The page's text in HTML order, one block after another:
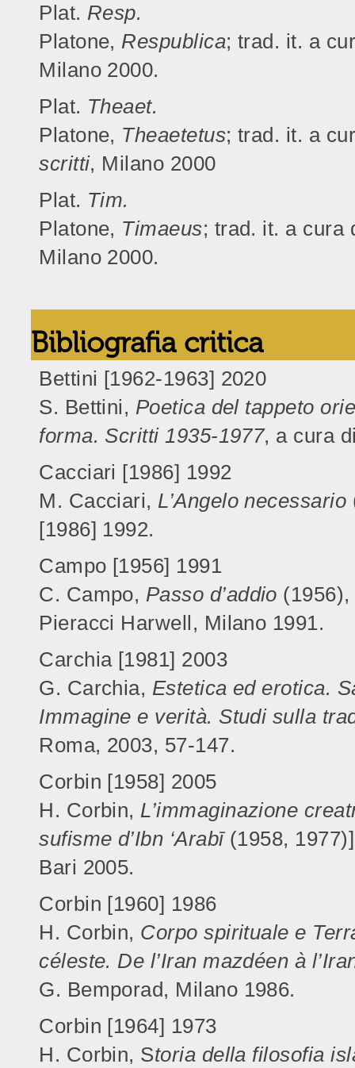
Plat. Resp.
Platone, Respublica; trad. it. a
Milano 2000.
Plat. Theaet.
Platone, Theaetetus; trad. it. a
scritti, Milano 2000
Plat. Tim.
Platone, Timaeus; trad. it. a cura
Milano 2000.
Bibliografia critica
Bettini [1962-1963] 2020
S. Bettini, Poetica del tappeto
forma. Scritti 1935-1977, a cura
Cacciari [1986] 1992
M. Cacciari, L’Angelo necessario
[1986] 1992.
Campo [1956] 1991
C. Campo, Passo d’addio
Pieracci Harwell, Milano 1991.
Carchia [1981] 2003
G. Carchia, Estetica ed erotica.
Immagine e verità. Studi sulla
Roma, 2003, 57-147.
Corbin [1958] 2005
H. Corbin, L’immaginazione
sufisme d’Ibn ‘Arabī(1958,
Bari 2005.
Corbin [1960] 1986
H. Corbin, Corpo spirituale e
céleste. De l’Iran mazdéen à
G. Bemporad, Milano 1986.
Corbin [1964] 1973
H. Corbin, Storia della filosofia